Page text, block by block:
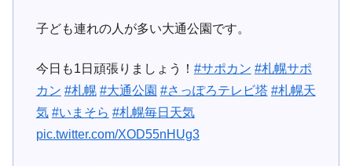
子ども連れの人が多い大通公園です。
今日も1日頑張りましょう！ #サポカン #札幌サポ
カン #札幌 #大通公園 #さっぽろテレビ塔 #札幌天
気 #いまそら #札幌毎日天気
pic.twitter.com/XOD55nHUg3